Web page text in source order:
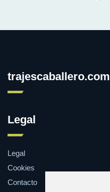
trajescaballero.com
Legal
Legal
Cookies
Contacto